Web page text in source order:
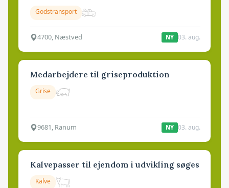
Godstransport
4700, Næstved NY 03. aug.
Medarbejdere til griseproduktion
Grise
9681, Ranum NY 03. aug.
Kalvepasser til ejendom i udvikling søges
Kalve